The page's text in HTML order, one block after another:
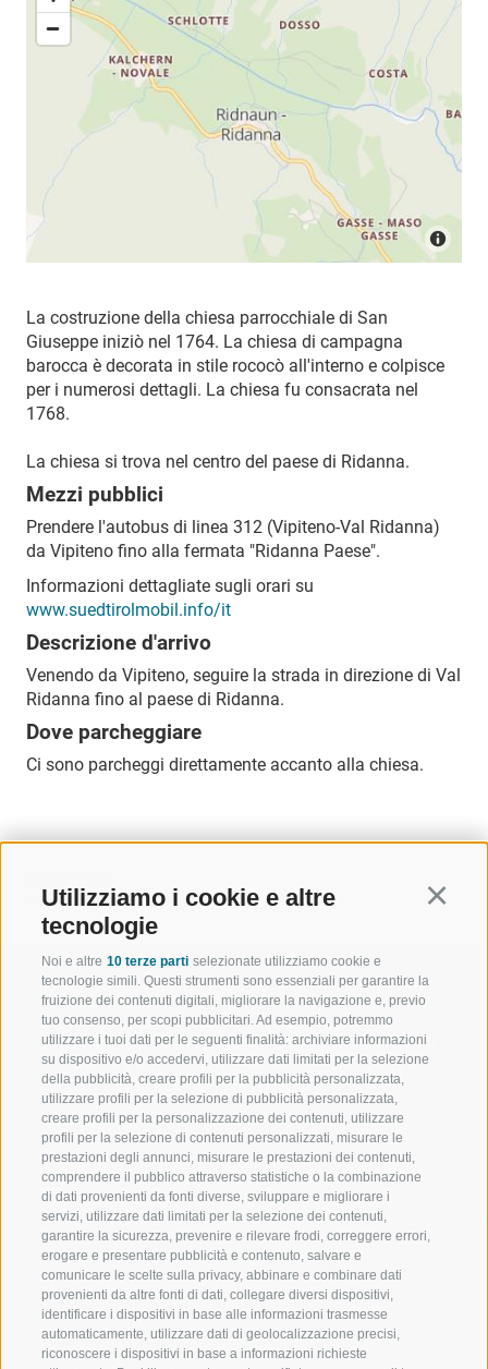
Utilizziamo i cookie e altre
tecnologie
Noi e altre 10 terze parti selezionate utilizziamo cookie e
tecnologie simili. Questi strumenti sono essenziali per garantire la
fruizione dei contenuti digitali, migliorare la navigazione e, previo
tuo consenso, per scopi pubblicitari. Ad esempio, potremmo
utilizzare i tuoi dati per le seguenti finalità: archiviare informazioni
su dispositivo e/o accedervi, utilizzare dati limitati per la selezione
della pubblicità, creare profili per la pubblicità personalizzata,
utilizzare profili per la selezione di pubblicità personalizzata,
creare profili per la personalizzazione dei contenuti, utilizzare
profili per la selezione di contenuti personalizzati, misurare le
prestazioni degli annunci, misurare le prestazioni dei contenuti,
comprendere il pubblico attraverso statistiche o la combinazione
di dati provenienti da fonti diverse, sviluppare e migliorare i
servizi, utilizzare dati limitati per la selezione dei contenuti,
garantire la sicurezza, prevenire e rilevare frodi, correggere errori,
erogare e presentare pubblicità e contenuto, salvare e
comunicare le scelte sulla privacy, abbinare e combinare dati
provenienti da altre fonti di dati, collegare diversi dispositivi,
identificare i dispositivi in base alle informazioni trasmesse
automaticamente, utilizzare dati di geolocalizzazione precisi,
riconoscere i dispositivi in base a informazioni richieste
La costruzione della chiesa parrocchiale di San
Giuseppe iniziò nel 1764. La chiesa di campagna
barocca è decorata in stile rococò all'interno e colpisce
per i numerosi dettagli. La chiesa fu consacrata nel
1768.
La chiesa si trova nel centro del paese di Ridanna.
Mezzi pubblici
Prendere l'autobus di linea 312 (Vipiteno-Val Ridanna)
da Vipiteno fino alla fermata "Ridanna Paese".
Informazioni dettagliate sugli orari su
www.suedtirolmobil.info/it
Descrizione d'arrivo
Venendo da Vipiteno, seguire la strada in direzione di Val
Ridanna fino al paese di Ridanna.
Dove parcheggiare
Ci sono parcheggi direttamente accanto alla chiesa.
BENVENUTI NELLA REGIONE
TURISTICA DI RACINES
VAL GIOVO
VAL RACINES
VAL RIDANNA
IMPIANTI DI RISALITA
SCUOLA DI SCI RACINES
SPORT E
MOMENTI
SCIARE
ESCURSIONI
ALTA
BIKE
FONDO